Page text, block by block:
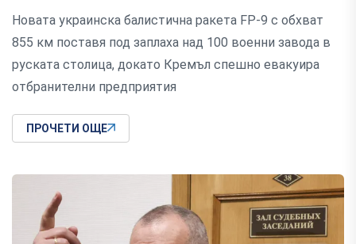
Новата украинска балистична ракета FP-9 с обхват
855 км поставя под заплаха над 100 военни завода в
руската столица, докато Кремъл спешно евакуира
отбранителни предприятия
ПРОЧЕТИ ОЩЕ